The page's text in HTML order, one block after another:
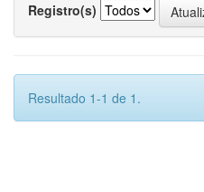
Registro(s)
Resultado 1-1 de 1.